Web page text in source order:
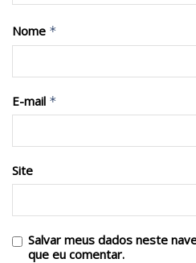
Nome *
E-mail *
Site
Salvar meus dados neste
que eu comentar.